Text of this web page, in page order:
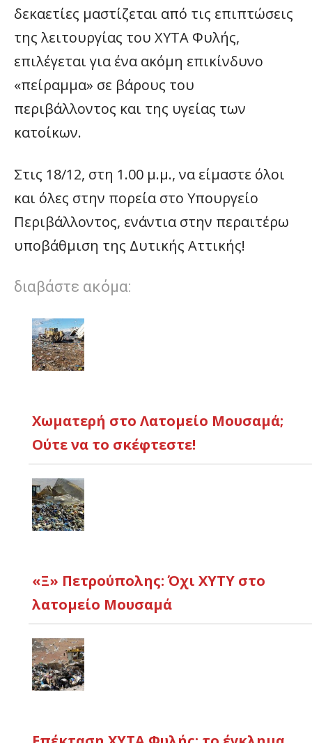
δεκαετίες μαστίζεται από τις επιπτώσεις
της λειτουργίας του ΧΥΤΑ Φυλής,
επιλέγεται για ένα ακόμη επικίνδυνο
«πείραμμα» σε βάρους του
περιβάλλοντος και της υγείας των
κατοίκων.
Στις 18/12, στη 1.00 μ.μ., να είμαστε όλοι
και όλες στην πορεία στο Υπουργείο
Περιβάλλοντος, ενάντια στην περαιτέρω
υποβάθμιση της Δυτικής Αττικής!
διαβάστε ακόμα:
Χωματερή στο Λατομείο Μουσαμά;
Ούτε να το σκέφτεστε!
«Ξ» Πετρούπολης: Όχι ΧΥΤΥ στο
λατομείο Μουσαμά